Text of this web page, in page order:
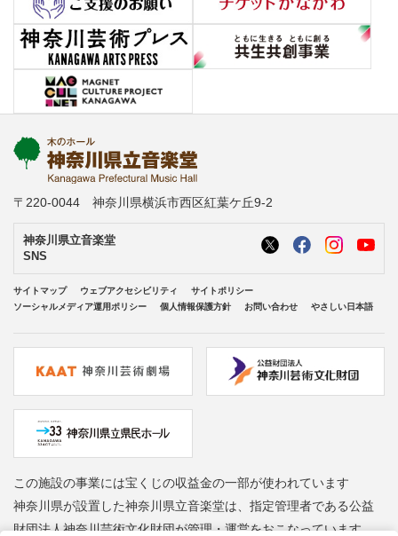
〒220-0044 神奈川県横浜市西区紅葉ケ丘9-2
神奈川県立音楽堂
SNS
サイトマップ ウェブアクセシビリティ
サイトポリシー
ソーシャルメディア運用ポリシー
個人情報保護方針 お問い合わせ やさしい日本語
この施設の事業には宝くじの収益金の一部が使われています
神奈川県が設置した神奈川県立音楽堂は、指定管理者である公益
財団法人神奈川芸術文化財団が管理・運営をおこなっています